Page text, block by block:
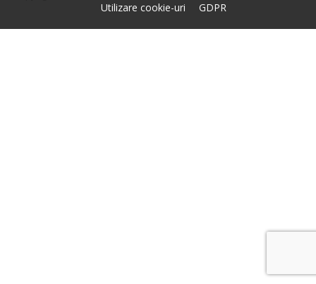
Utilizare cookie-uri
GDPR